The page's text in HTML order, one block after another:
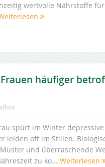
wertvolle Nährstoffe für
häufiger
spürt im Winter depressive
leiden oft im Stillen.
und überraschende
zu ko... Weiterlesen